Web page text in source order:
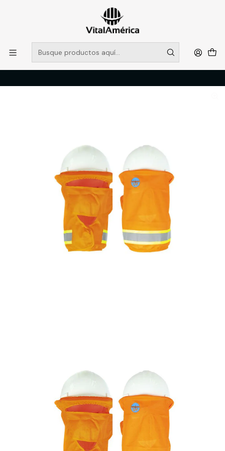
POR SISTEMA FRONTAL SOLO RETIROS EN TIENDA, DESDE
MUCHAS GRACIAS +569 5956 2237
Leer más
Inicio PROTECCION PERSONAL
CRANEO
CUBRENUCA LEGIONARIO VIAL PROTECCIÓN FACIAL - KUMEN